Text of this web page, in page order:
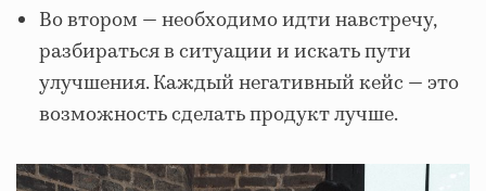
Во втором — необходимо идти навстречу,
разбираться в ситуации и искать пути
улучшения. Каждый негативный кейс — это
возможность сделать продукт лучше.